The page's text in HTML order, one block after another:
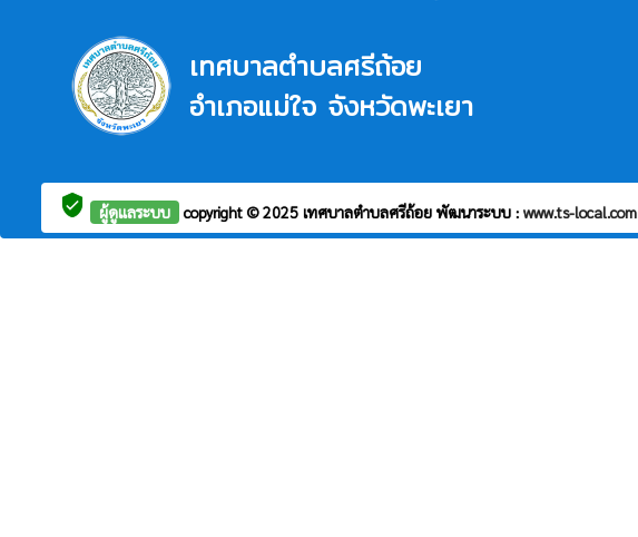
เทศบาลตำบลศรีถ้อย
อำเภอแม่ใจ จังหวัดพะเยา
verified_user ผู้ดูแลระบบ copyright © 2025 เทศบาลตำบลศรีถ้อย พัฒนาระบบ : www.ts-local.com